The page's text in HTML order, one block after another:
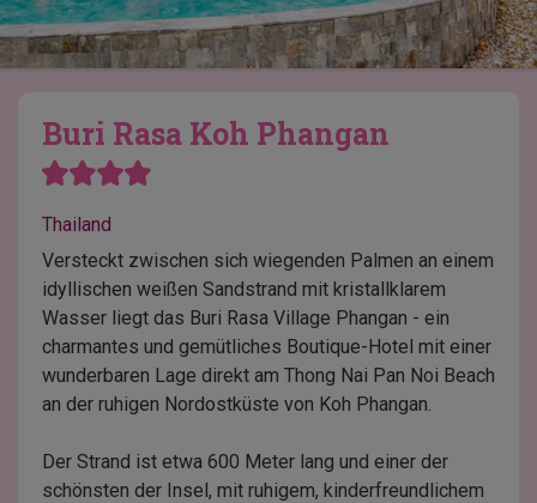
Buri Rasa Koh Phangan
Thailand
Versteckt zwischen sich wiegenden Palmen an einem
idyllischen weißen Sandstrand mit kristallklarem
Wasser liegt das Buri Rasa Village Phangan - ein
charmantes und gemütliches Boutique-Hotel mit einer
wunderbaren Lage direkt am Thong Nai Pan Noi Beach
an der ruhigen Nordostküste von Koh Phangan.
Der Strand ist etwa 600 Meter lang und einer der
schönsten der Insel, mit ruhigem, kinderfreundlichem